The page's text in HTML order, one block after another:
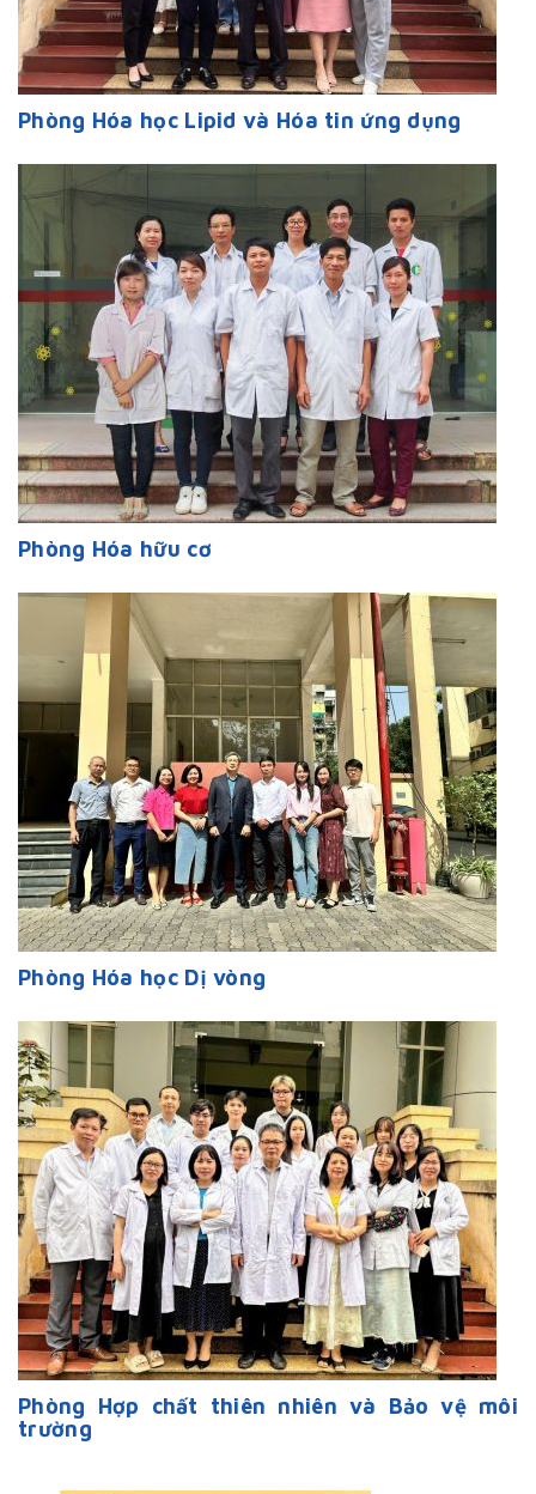
Phòng Hóa học Lipid và Hóa tin ứng dụng
Phòng Hóa hữu cơ
Phòng Hóa học Dị vòng
Phòng Hợp chất thiên nhiên và Bảo vệ môi
trường